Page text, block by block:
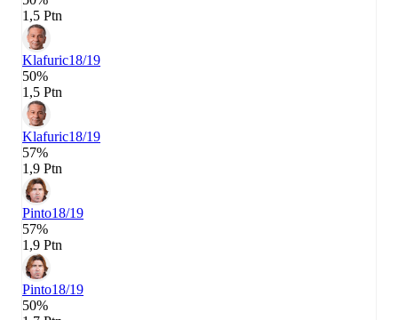
1,5 Ptn
Klafuric18/19
50%
1,5 Ptn
Klafuric18/19
57%
1,9 Ptn
Pinto18/19
57%
1,9 Ptn
Pinto18/19
50%